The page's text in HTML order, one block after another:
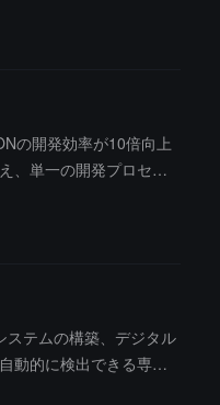
の開発効率が10倍向上
、単一の開発プロセス
ステムの構築、デジタル
動的に検出できる専用